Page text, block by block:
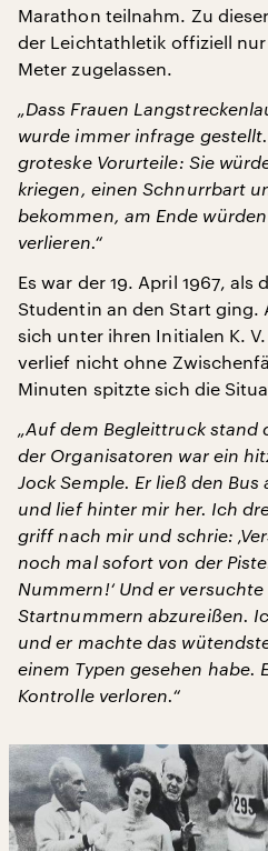
Marathon teilnahm. Zu
der Leichtathletik offiziell
Meter zugelassen.
„Dass Frauen
wurde immer infrage
groteske Vorurteile: Sie
kriegen, einen Schnurrbart
bekommen, am Ende
verlieren.“
Es war der 19. April 1967, als
Studentin an den Start ging.
sich unter ihren Initialen K.
verlief nicht ohne
Minuten spitzte sich die
„Auf dem Begleittruck
der Organisatoren war ein
Jock Semple. Er ließ den
und lief hinter mir her. Ich
griff nach mir und schrie:
noch mal sofort von der
Nummern!‘ Und er
Startnummern abzureißen.
und er machte das
einem Typen gesehen habe.
Kontrolle verloren.“